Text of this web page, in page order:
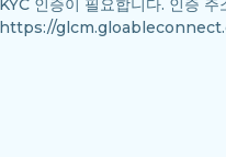
KYC 인증이 필요합니다. 인증 주
https://